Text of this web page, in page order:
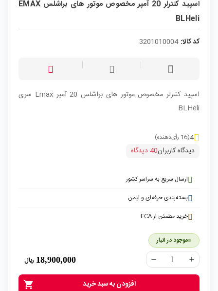
اسپید کنترلر 20 آمپر مخصوص موتور های براشلس EMAX
BLHeli
کد کالا: 3201010004
اسپید کنترلر مخصوص موتور های براشلس 20 آمپر Emax سری
BLHeli
4(16 رأی‌دهنده)
دیدگاه کاربران40 دیدگاه
ارسال سریع به سراسر کشور
بسته‌بندی حرفه‌ای و ایمن
خرید مطمئن از ECA
موجود در انبار
remove add
18,900,000 ریال
shopping_cart افزودن به سبد خرید